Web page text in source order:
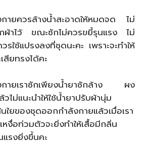
ายควรล้างน้ำสะอาดให้หมดจด ไม่
ผ้าไว้ ขณะซักไม่ควรขยี้รุนแรง ไม่
ใช้แปรงลงที่ชุดนะคะ เพราะจะทำให้
สียทรงได้คะ
กายเราซักเพียงน้ำยาซักล้าง ผง
ม่แนะนำให้ใช้น้ำยาปรับผ้านุ่ม
ใยของชุดออกกำลังกายแล้วเมื่อเรา
งื่อท่วมตัวจะยิ่งทำให้เสื้อมีกลิ่น
รงยิ่งขึ้นคะ